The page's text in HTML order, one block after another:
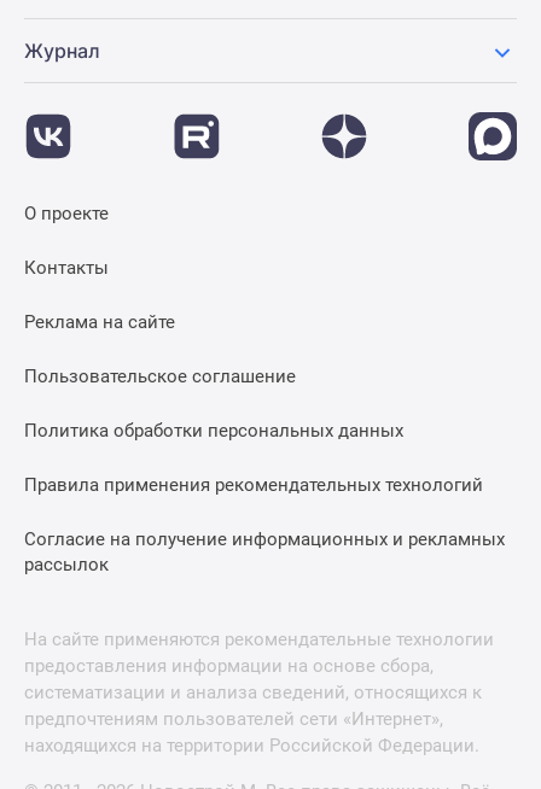
Журнал
О проекте
Контакты
Реклама на сайте
Пользовательское соглашение
Политика обработки персональных данных
Правила применения рекомендательных технологий
Согласие на получение информационных и рекламных
рассылок
На сайте применяются рекомендательные технологии
предоставления информации на основе сбора,
систематизации и анализа сведений, относящихся к
предпочтениям пользователей сети «Интернет»,
находящихся на территории Российской Федерации.